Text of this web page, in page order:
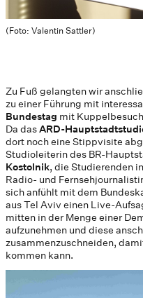
(Foto: Valentin Sattler)
Zu Fuß gelangten wir
zu einer Führung mit
Bundestag mit
Da dasARD-
dort noch eine Stippvisite
Studioleiterin des BR-
Kostolnik, die Studierenden
Radio- und
sich anfühlt mit dem
aus Tel Aviv einen Live-
mitten in der Menge einer
aufzunehmen und diese
zusammenzuschneiden,
kommen kann.